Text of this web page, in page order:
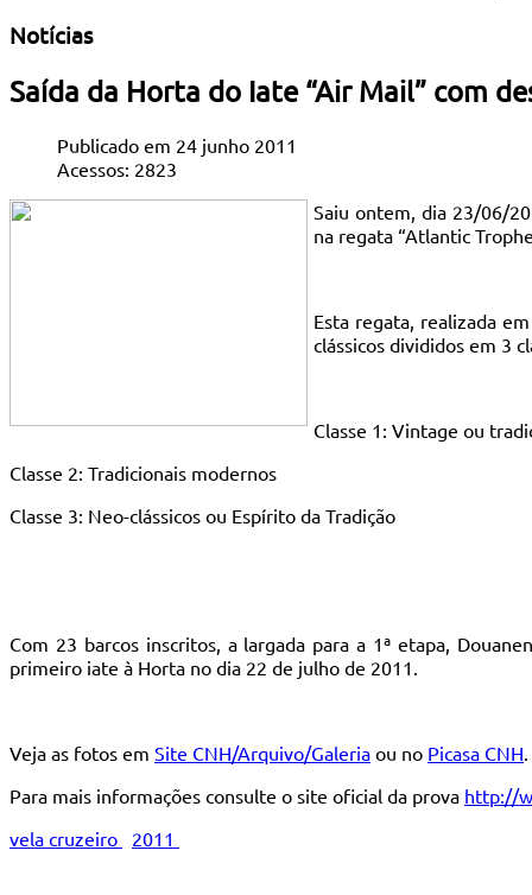
Notícias
Saída da Horta do Iate “Air Mail” com
Publicado em 24 junho 2011
Acessos: 2823
Saiu ontem, dia 23/06/
na regata “Atlantic
Esta regata, realizada
clássicos divididos em 3
Classe 1: Vintage ou
Classe 2: Tradicionais modernos
Classe 3: Neo-clássicos ou Espírito da Tradição
Com 23 barcos inscritos, a largada para a 1ª etapa,
primeiro iate à Horta no dia 22 de julho de 2011.
Veja as fotos em Site CNH/Arquivo/Galeria ou no Picasa CNH
Para mais informações consulte o site oficial da prova http://
vela cruzeiro
2011